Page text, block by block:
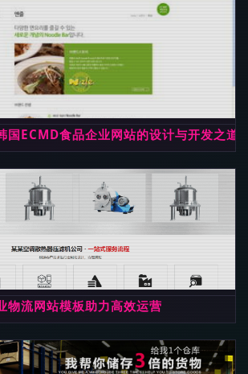
国ECMD食品企业网站的设计与开发之道
物流网站模板助力高效运营